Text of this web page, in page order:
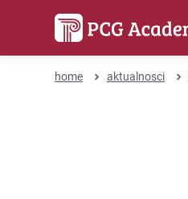
home aktualnosci